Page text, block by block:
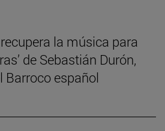
la música para
de Sebastián Durón,
Barroco español